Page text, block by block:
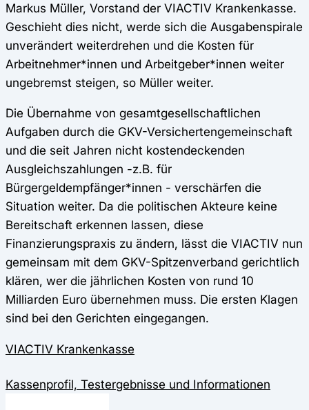
Markus Müller, Vorstand der VIACTIV Krankenkasse.
Geschieht dies nicht, werde sich die Ausgabenspirale
unverändert weiterdrehen und die Kosten für
Arbeitnehmer*innen und Arbeitgeber*innen weiter
ungebremst steigen, so Müller weiter.
Die Übernahme von gesamtgesellschaftlichen
Aufgaben durch die GKV-Versichertengemeinschaft
und die seit Jahren nicht kostendeckenden
Ausgleichszahlungen -z.B. für
Bürgergeldempfänger*innen - verschärfen die
Situation weiter. Da die politischen Akteure keine
Bereitschaft erkennen lassen, diese
Finanzierungspraxis zu ändern, lässt die VIACTIV nun
gemeinsam mit dem GKV-Spitzenverband gerichtlich
klären, wer die jährlichen Kosten von rund 10
Milliarden Euro übernehmen muss. Die ersten Klagen
sind bei den Gerichten eingegangen.
VIACTIV Krankenkasse
Kassenprofil, Testergebnisse und Informationen